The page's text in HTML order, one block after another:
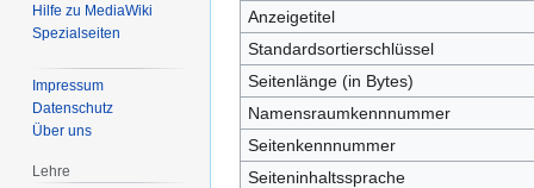
springen
springen
Anzeigetitel
Standardsortierschlüssel
Seitenlänge (in Bytes)
Namensraumkennnummer
Seitenkennnummer
Seiteninhaltssprache
Hilfe zu MediaWiki
Spezialseiten
Impressum
Datenschutz
Über uns
Lehre